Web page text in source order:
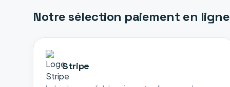
Notre sélection paiement en ligne
Stripe